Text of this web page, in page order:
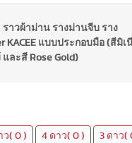
ราวผ้าม่าน รางม่านจีบ ราง
KACEE แบบประกอบมือ (สีมิเ
ละสี Rose Gold)
ว( 0 ) 4 ดาว( 0 ) 3 ดาว(